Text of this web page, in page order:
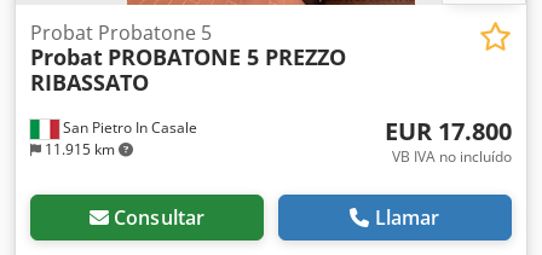
San Pietro In Casale
11.915 km
Probat Probatone 5
Probat PROBATONE 5 PREZZO
RIBASSATO
EUR 17.800
VB IVA no incluído
Consultar Llamar